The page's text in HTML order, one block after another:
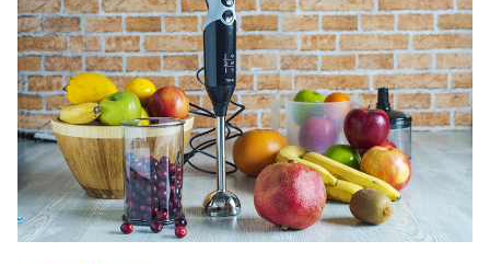
Niektoré modely majúbohatú ponuku príslušenstva. V
balení môžete nájsť napríklad sekáčik, metličku, rôzne
nádoby, či odmerky. Výhodou je zvyčajnenízka
obstarávacia cena, ľahké čistenie a kompaktné rozmery
umožňujúce lepšie skladovanie.